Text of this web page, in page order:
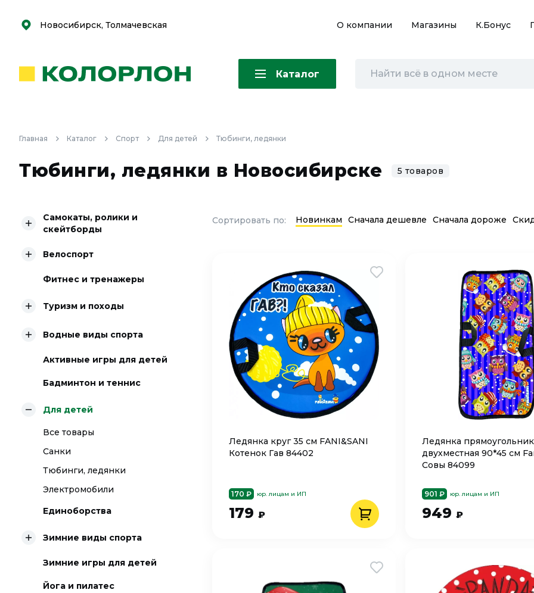
Скоро
Скоро
Новосибирск, Толмачевская О компании Магазины К.Бонус
Каталог
Главная Каталог Спорт Для детей Тюбинги, ледянки
Тюбинги, ледянки в Новосибирске 5 товаров
Самокаты, ролики и
скейтборды
Велоспорт
Фитнес и тренажеры
Туризм и походы
Водные виды спорта
Активные игры для детей
Бадминтон и теннис
Для детей
Все товары
Санки
Тюбинги, ледянки
Электромобили
Единоборства
Зимние виды спорта
Зимние игры для детей
Йога и пилатес
Сортировать по: Новинкам Сначала дешевле Сначала дороже
Ледянка круг 35 см FANI&SANI
Котенок Гав 84402
170 ₽ юр. лицам и ИП
179 ₽
Ледянка прямоугольник
двухместная 90*45 см
Совы 84099
901 ₽ юр. лицам и ИП
949 ₽